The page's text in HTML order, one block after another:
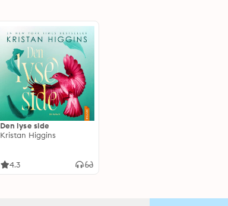
Den lyse side
Kristan Higgins
4.3